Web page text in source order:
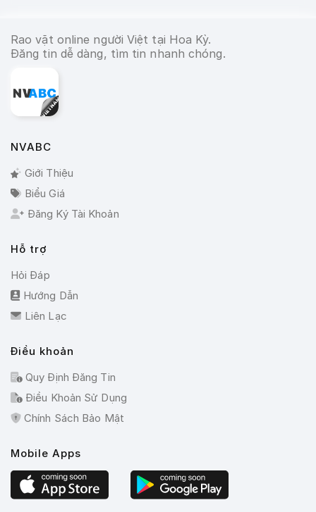
Rao vặt online người Việt tại Hoa Kỳ.
Đăng tin dễ dàng, tìm tin nhanh chóng.
NVABC
Giới Thiệu
Biểu Giá
Đăng Ký Tài Khoản
Hỗ trợ
Hỏi Đáp
Hướng Dẫn
Liên Lạc
Điều khoản
Quy Định Đăng Tin
Điều Khoản Sử Dụng
Chính Sách Bảo Mật
Mobile Apps